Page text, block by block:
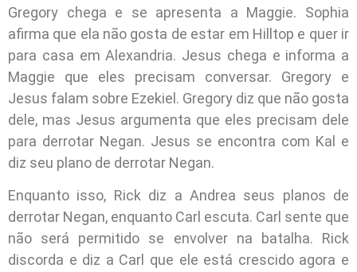
Gregory chega e se apresenta a Maggie. Sophia
afirma que ela não gosta de estar em Hilltop e quer ir
para casa em Alexandria. Jesus chega e informa a
Maggie que eles precisam conversar. Gregory e
Jesus falam sobre Ezekiel. Gregory diz que não gosta
dele, mas Jesus argumenta que eles precisam dele
para derrotar Negan. Jesus se encontra com Kal e
diz seu plano de derrotar Negan.
Enquanto isso, Rick diz a Andrea seus planos de
derrotar Negan, enquanto Carl escuta. Carl sente que
não será permitido se envolver na batalha. Rick
discorda e diz a Carl que ele está crescido agora e